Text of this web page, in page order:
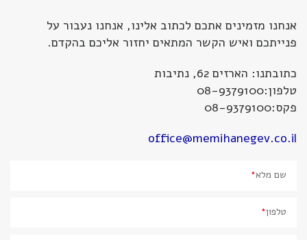
אנחנו מזמינים אתכם לכתוב אלינו, אנחנו נעבור על
פנייתכם ואיש הקשר המתאים יחזור אליכם בהקדם.
כתובתנו: הארזים 62, נתיבות
טלפון:08-9379100
פקס:08-9379100
office@memihanegev.co.il
שם מלא*
טלפון*